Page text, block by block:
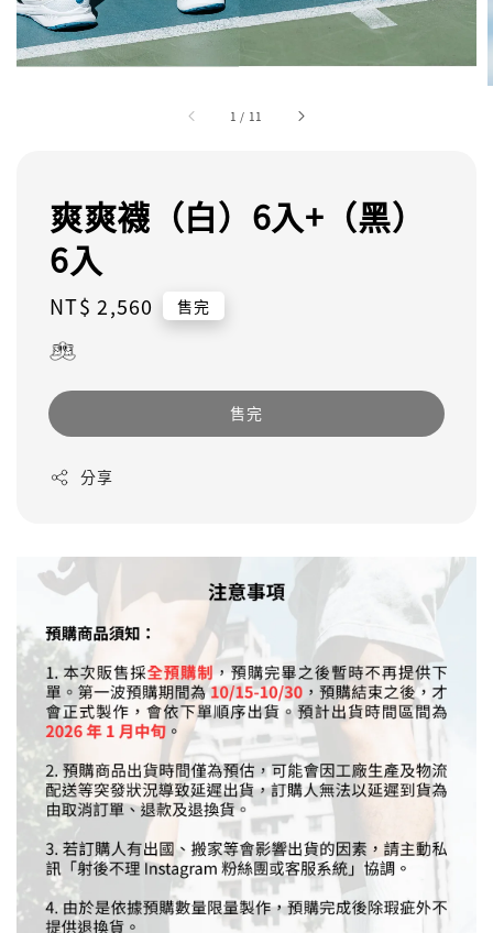
1 / 11
爽爽襪（白）6入+（黑）
6入
Regular
price
NT$ 2,560 售完
售完
分享